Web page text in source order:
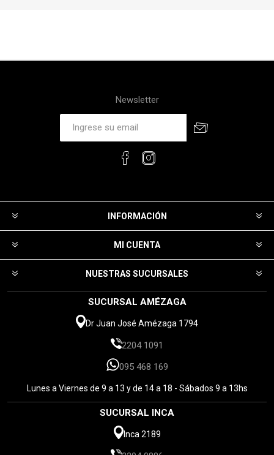
Newsletter
INFORMACIÓN
MI CUENTA
NUESTRAS SUCURSALES
SUCURSAL AMÉZAGA
Dr Juan José Amézaga 1794
2204 1091
095 468 169
Lunes a Viernes de 9 a 13 y de 14 a 18 - Sábados 9 a 13hs
SUCURSAL INCA
Inca 2189